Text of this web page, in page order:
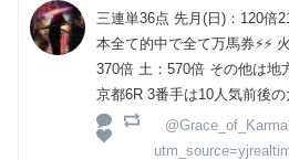
三連単36点 先月(日)：120倍
本全て的中で全て万馬券⚡️⚡️
370倍 土：570倍 その他は地
京都6R 3番手は10人気前後